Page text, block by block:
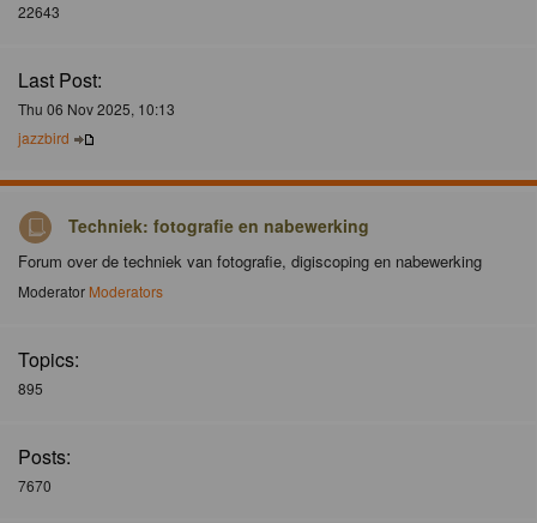
22643
Last Post:
Thu 06 Nov 2025, 10:13
jazzbird
Techniek: fotografie en nabewerking
Forum over de techniek van fotografie, digiscoping en nabewerking
Moderator Moderators
Topics:
895
Posts:
7670